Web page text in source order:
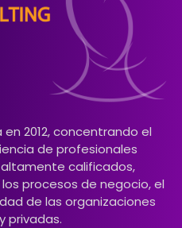
2012, concentrando el
de profesionales
calificados,
procesos de negocio, el
de las organizaciones
privadas.